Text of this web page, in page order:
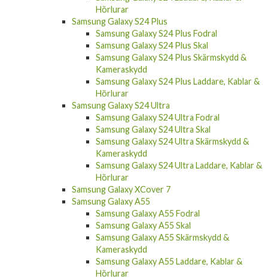
Hörlurar
Samsung Galaxy S24 Plus
Samsung Galaxy S24 Plus Fodral
Samsung Galaxy S24 Plus Skal
Samsung Galaxy S24 Plus Skärmskydd &
Kameraskydd
Samsung Galaxy S24 Plus Laddare, Kablar &
Hörlurar
Samsung Galaxy S24 Ultra
Samsung Galaxy S24 Ultra Fodral
Samsung Galaxy S24 Ultra Skal
Samsung Galaxy S24 Ultra Skärmskydd &
Kameraskydd
Samsung Galaxy S24 Ultra Laddare, Kablar &
Hörlurar
Samsung Galaxy XCover 7
Samsung Galaxy A55
Samsung Galaxy A55 Fodral
Samsung Galaxy A55 Skal
Samsung Galaxy A55 Skärmskydd &
Kameraskydd
Samsung Galaxy A55 Laddare, Kablar &
Hörlurar